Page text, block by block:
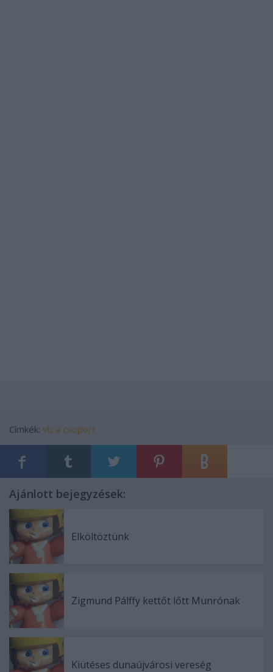
Címkék: vb a csoport
Ajánlott bejegyzések:
Elköltöztünk
Zigmund Pálffy kettőt lőtt Munrónak
Kiütéses dunaújvárosi vereség